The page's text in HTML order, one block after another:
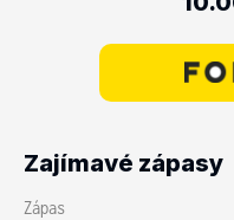
Zajímavé zápasy
Zápas